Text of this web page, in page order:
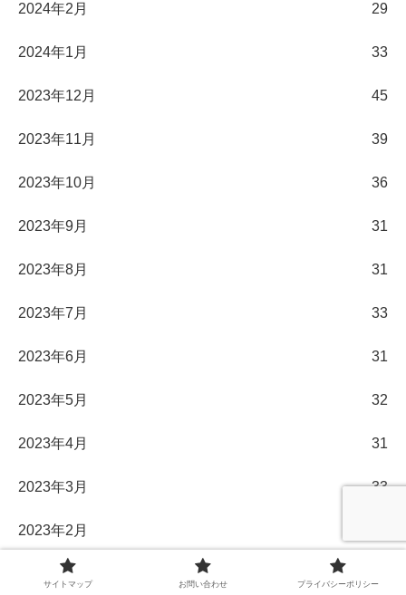
2024年2月 29
2024年1月 33
2023年12月 45
2023年11月 39
2023年10月 36
2023年9月 31
2023年8月 31
2023年7月 33
2023年6月 31
2023年5月 32
2023年4月 31
2023年3月 33
2023年2月
2023年1月
サイトマップ お問い合わせ プライバシーポリシー